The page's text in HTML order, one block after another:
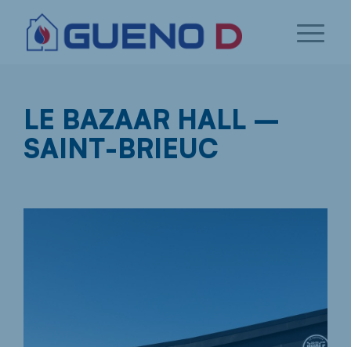
LE BAZAAR HALL –
SAINT-BRIEUC